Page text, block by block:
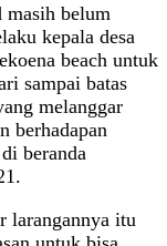
masih belum
kepala desa
beach untuk
sampai batas
melanggar
berhadapan
beranda
larangannya itu